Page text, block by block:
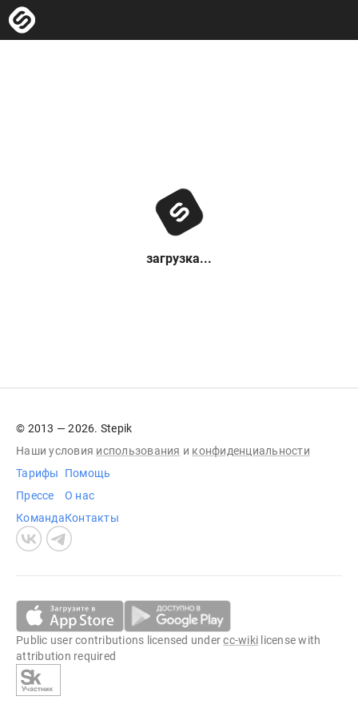
загрузка...
© 2013 — 2026. Stepik
Наши условия использования и конфиденциальности
Тарифы
Прессе
Команда
Помощь
О нас
Контакты
Public user contributions licensed undercc-wiki license with
attribution required